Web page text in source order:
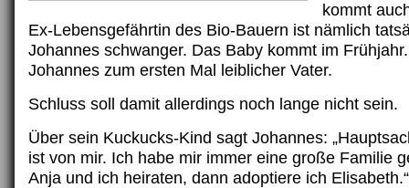
kommt
Ex-Lebensgefährtin des Bio-Bauern ist nämlich
Johannes schwanger. Das Baby kommt im
Johannes zum ersten Mal leiblicher Vater.
Schluss soll damit allerdings noch lange nicht sein.
Über sein Kuckucks-Kind sagt Johannes:
ist von mir. Ich habe mir immer eine große Familie
Anja und ich heiraten, dann adoptiere ich Elisabeth.“